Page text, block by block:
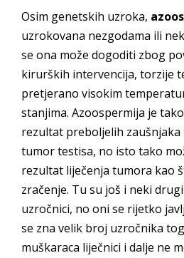
Osim genetskih uzroka,
uzrokovana nezgodama ili
se ona može dogoditi zbog
kirurških intervencija, torzije
pretjerano visokim
stanjima. Azoospermija je
rezultat preboljelih
tumor testisa, no isto tako
rezultat liječenja tumora kao
zračenje. Tu su još i neki
uzročnici, no oni se rijetko
se zna velik broj uzročnika
muškaraca liječnici i dalje ne